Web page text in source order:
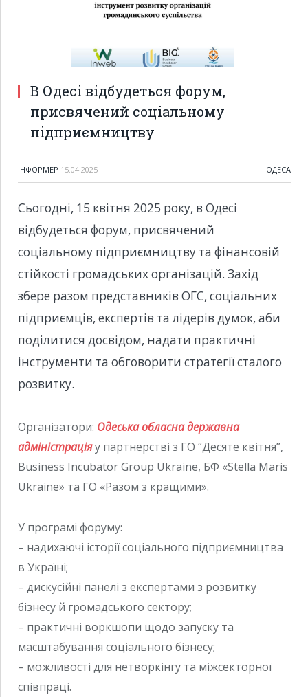
В Одесі відбудеться форум,
присвячений соціальному
підприємництву
ІНФОРМЕР 15.04.2025 ОДЕСА
Сьогодні, 15 квітня 2025 року, в Одесі
відбудеться форум, присвячений
соціальному підприємництву та фінансовій
стійкості громадських організацій. Захід
збере разом представників ОГС, соціальних
підприємців, експертів та лідерів думок, аби
поділитися досвідом, надати практичні
інструменти та обговорити стратегії сталого
розвитку.
Організатори: Одеська обласна державна
адміністраціяу партнерстві з ГО “Десяте квітня”,
Business Incubator Group Ukraine, БФ «Stella Maris
Ukraine» та ГО «Разом з кращими».
У програмі форуму:
– надихаючі історії соціального підприємництва
в Україні;
– дискусійні панелі з експертами з розвитку
бізнесу й громадського сектору;
– практичні воркшопи щодо запуску та
масштабування соціального бізнесу;
– можливості для нетворкінгу та міжсекторної
співпраці.